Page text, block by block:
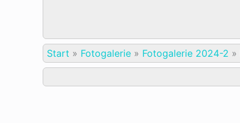
Start » Fotogalerie » Fotogalerie 2024-2 »